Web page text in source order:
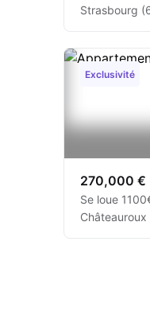
Strasbourg
Exclusivité
270,000 €
Se loue